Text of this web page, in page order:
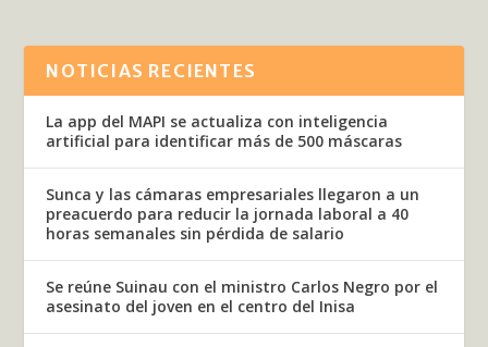
NOTICIAS RECIENTES
La app del MAPI se actualiza con inteligencia
artificial para identificar más de 500 máscaras
Sunca y las cámaras empresariales llegaron a un
preacuerdo para reducir la jornada laboral a 40
horas semanales sin pérdida de salario
Se reúne Suinau con el ministro Carlos Negro por el
asesinato del joven en el centro del Inisa